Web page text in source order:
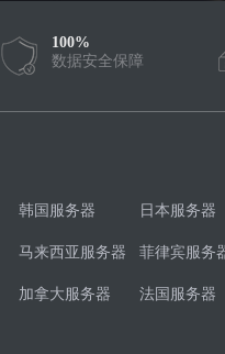
100%
数据安全保障
韩国服务器 日本服务器
马来西亚服务器 菲律宾服务
加拿大服务器 法国服务器